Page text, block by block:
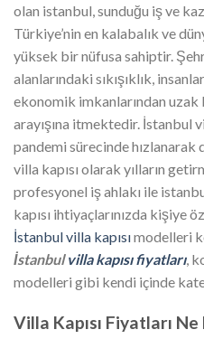
olan istanbul, sunduğu iş ve
Türkiye’nin en kalabalık ve
yüksek bir nüfusa sahiptir.
alanlarındaki sıkışıklık,
ekonomik imkanlarından
arayışına itmektedir. İstanbul
pandemi sürecinde
villa kapısı olarak yılların
profesyonel iş ahlakı ile
kapısı ihtiyaçlarınızda kişiye
İstanbul villa kapısımodelleri
İstanbulvilla kapısı fiyatları,
modelleri gibi kendi içinde
Villa Kapısı Fiyatları